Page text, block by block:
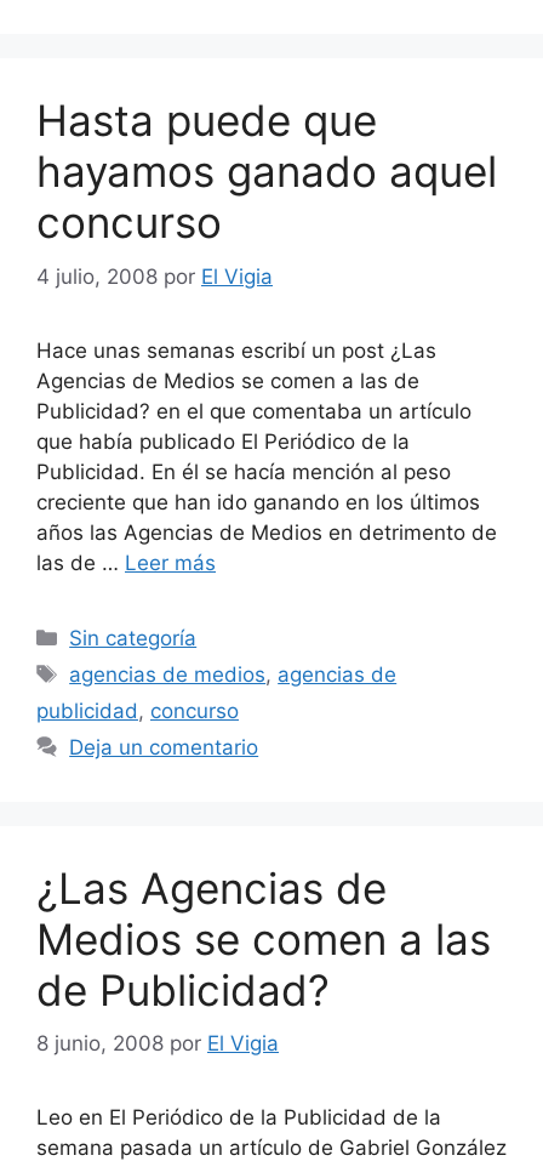
Hasta puede que
hayamos ganado aquel
concurso
4 julio, 2008 por El Vigia
Hace unas semanas escribí un post ¿Las
Agencias de Medios se comen a las de
Publicidad? en el que comentaba un artículo
que había publicado El Periódico de la
Publicidad. En él se hacía mención al peso
creciente que han ido ganando en los últimos
años las Agencias de Medios en detrimento de
las de … Leer más
Categorías
Sin categoría
Etiquetas
agencias de medios, agencias de
publicidad , concurso
Deja un comentario
¿Las Agencias de
Medios se comen a las
de Publicidad?
8 junio, 2008 por El Vigia
Leo en El Periódico de la Publicidad de la
semana pasada un artículo de Gabriel González